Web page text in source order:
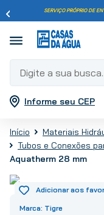
SERVIÇO PRÓPRIO DE
Digite a sua busca...
Informe seu CEP
Materiais
Tubos e Conexões
Aquatherm 28 mm
Tigre
Termos mais
2
porcelanato
3º
piso
5
º
vaso sanitário
6º
torneira